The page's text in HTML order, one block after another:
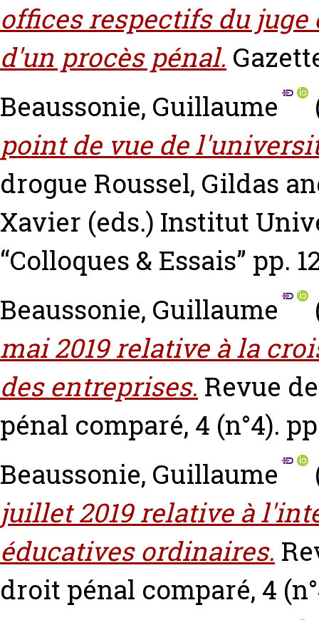
offices respectifs du
d'un procès pénal.
Beaussonie, Guillaume
point de vue de
drogue Roussel, Gildas
Xavier (eds.) Institut
“Colloques & Essais” pp.
Beaussonie, Guillaume
mai 2019 relative à la
des entreprises. Revue
pénal comparé, 4 (n°4).
Beaussonie, Guillaume
juillet 2019 relative à
éducatives ordinaires.
droit pénal comparé, 4